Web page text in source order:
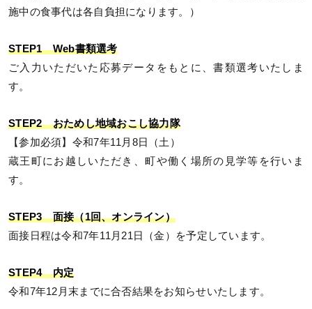
施中の食事代は各自負担になります。）
STEP1 Web書類選考
ご入力いただいた応募データをもとに、書類選考いたしま
す。
STEP2 おためし地域おこし協力隊
【参加必須】令和7年11月8日（土）
蔵王町にお越しいただき、町や働く場所の見学等を行いま
す。
STEP3 面接（1回、オンライン）
面接日程は令和7年11月21日（金）を予定しています。
STEP4 内定
令和7年12月末までに合否結果をお知らせいたします。